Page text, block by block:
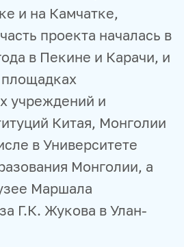
и на Камчатке,
проекта началась в
в Пекине и Карачи, и
учреждений и
Китая, Монголии
в Университете
Монголии, а
Маршала
Г.К. Жукова в Улан-